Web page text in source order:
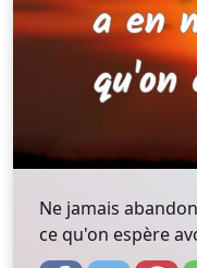
Ne jamais
ce qu'on espère